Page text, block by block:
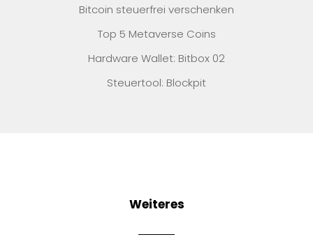
Bitcoin steuerfrei verschenken
Top 5 Metaverse Coins
Hardware Wallet: Bitbox 02
Steuertool: Blockpit
Weiteres